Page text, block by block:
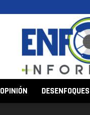
OPINIÓN DESENFOQUES